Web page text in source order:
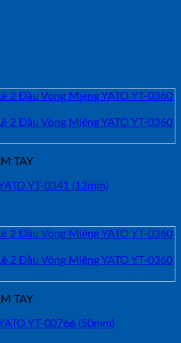
TAY
YT-0341 (12mm)
TAY
YT-00766 (50mm)